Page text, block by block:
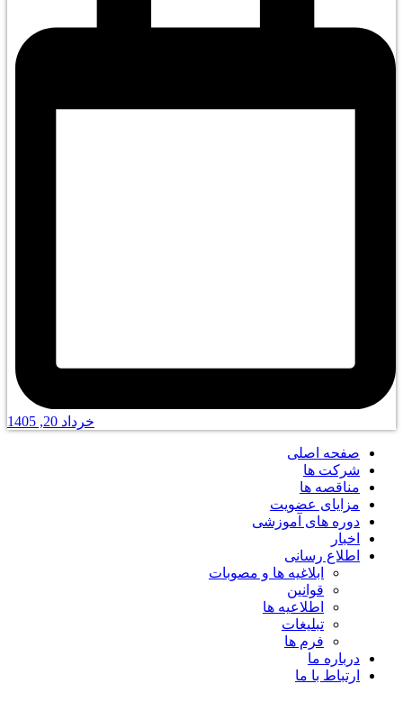
خرداد 20, 1405
صفحه اصلی
شرکت ها
مناقصه ها
مزایای عضویت
دوره های آموزشی
اخبار
اطلاع رسانی
ابلاغیه ها و مصوبات
قوانین
اطلاعیه ها
تبلیغات
فرم ها
درباره ما
ارتباط با ما